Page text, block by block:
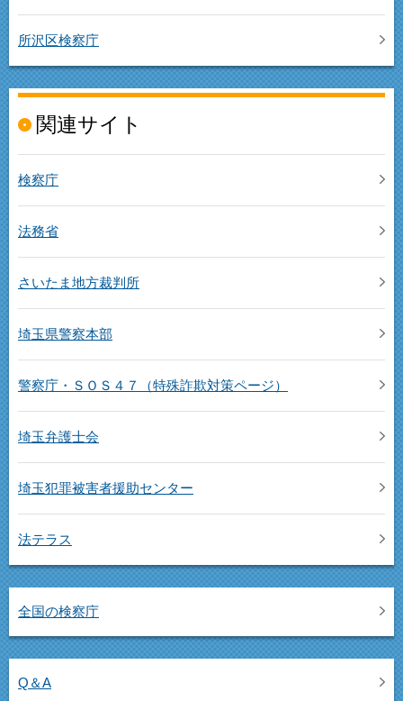
所沢区検察庁
関連サイト
検察庁
法務省
さいたま地方裁判所
埼玉県警察本部
警察庁・ＳＯＳ４７（特殊詐欺対策ページ）
埼玉弁護士会
埼玉犯罪被害者援助センター
法テラス
全国の検察庁
Q＆A